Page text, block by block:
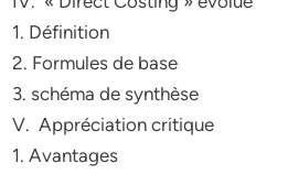
1. Définition
2. Formules de base
3. schéma de synthèse
V. Appréciation critique
1. Avantages